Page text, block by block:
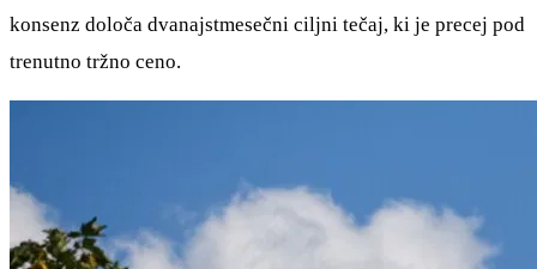
konsenz določa dvanajstmesečni ciljni tečaj, ki je precej pod
trenutno tržno ceno.